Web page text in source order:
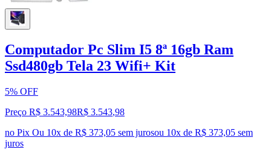
Computador Pc Slim I5 8ª 16gb Ram
Ssd480gb Tela 23 Wifi+ Kit
5% OFF
Preço R$ 3.543,98R$ 3.543,98
no Pix Ou 10x de R$ 373,05 sem jurosou 10x de R$ 373,05 sem
juros